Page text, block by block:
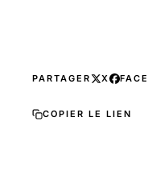
PARTAGER X
COPIER LE LIEN